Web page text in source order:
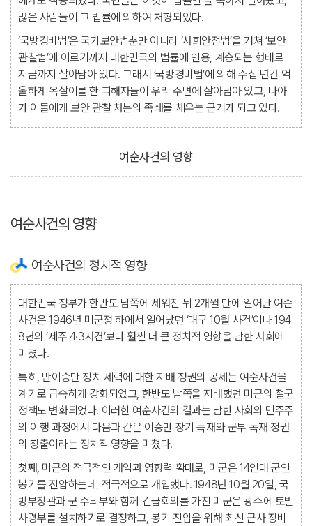
많은 사람들이 그 법률에 의하여 처형되었다.
‘국방경비법’은 국가보안법뿐만 아니라 ‘사회안전법’을 거쳐 ‘보안
관찰법’에 이르기까지 대한민국의 법률에 인용, 계승되는 형태로
지금까지 살아남아 있다. 그래서 ‘국방경비법’에 의해 수십 년간 억
울하게 옥살이를 한 피해자들이 우리 주변에 살아남아 있고, 나아
가 이들에게 보안 관찰 처분의 족쇄를 채우는 근거가 되고 있다.
여순사건의 영향
여순사건의 영향
여순사건의 정치적 영향
대한민국 정부가 한반도 남쪽에 세워진 뒤 2개월 만에 일어난 여순
사건은 1946년 미군정 하에서 일어났던 ‘대구 10월 사건’이나 194
8년의 ‘제주 4·3사건’보다 훨씬 더 큰 정치적 영향을 남한 사회에
미쳤다.
특히, 반이승만 정치 세력에 대한 지배 정권의 공세는 여순사건을
계기로 급속하게 강화되었고, 한반도 남쪽을 지배했던 미군의 철군
정책도 변화되었다. 이러한 여순사건의 결과는 남한 사회의 민주주
의 이행 과정에서 다음과 같은 이승만 장기 독재와 군부 독재 정권
의 창출이라는 정치적 영향을 미쳤다.
첫째, 미군의 적극적인 개입과 영향력 확대로, 미군은 14연대 군인
봉기를 진압하는데, 적극적으로 개입했다. 1948년 10월 20일, 국
방부장관과 군 수뇌부와 함께 긴급회의를 가진 미군은 광주에 토벌
사령부를 설치하기로 결정하고, 봉기 진압을 위해 최신 군사 장비